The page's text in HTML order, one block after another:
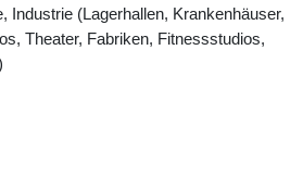
Industrie (Lagerhallen, Krankenhäuser,
Theater, Fabriken, Fitnessstudios,